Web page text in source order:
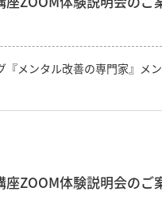
『メンタル改善の専門家』メ
ZOOM体験説明会の